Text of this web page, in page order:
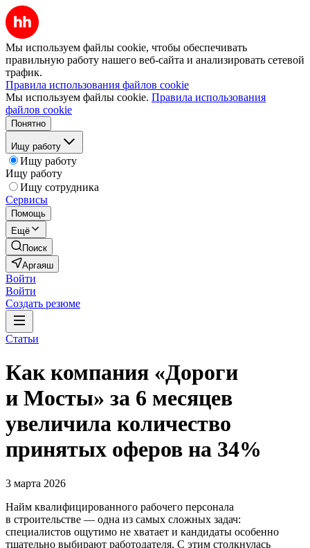
Мы используем файлы cookie, чтобы обеспечивать
правильную работу нашего веб-сайта и анализировать сетевой
трафик.
Правила использования файлов cookie
Мы используем файлы cookie. Правила использования
файлов cookie
Понятно
Ищу работу
Ищу работу
Ищу работу
Ищу сотрудника
Сервисы
Помощь
Ещё
Поиск
Аргаяш
Войти
Войти
Создать резюме
Статьи
Как компания «Дороги
и Мосты» за 6 месяцев
увеличила количество
принятых оферов на 34%
3 марта 2026
Найм квалифицированного рабочего персонала
в строительстве — одна из самых сложных задач:
специалистов ощутимо не хватает и кандидаты особенно
тщательно выбирают работодателя. С этим столкнулась